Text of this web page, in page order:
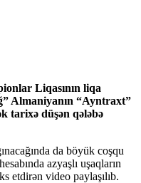
Liqasının liqa
Almaniyanın “Ayntraxt”
tarixə düşən qələbə
da böyük coşqu
azyaşlı uşaqların
etdirən video paylaşılıb.